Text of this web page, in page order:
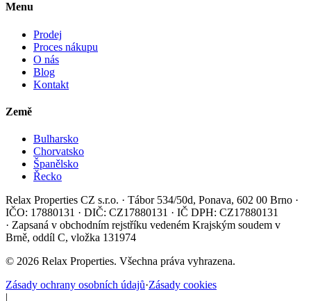
Menu
Prodej
Proces nákupu
O nás
Blog
Kontakt
Země
Bulharsko
Chorvatsko
Španělsko
Řecko
Relax Properties CZ s.r.o. · Tábor 534/50d, Ponava, 602 00 Brno ·
IČO: 17880131 · DIČ: CZ17880131 · IČ DPH: CZ17880131
· Zapsaná v obchodním rejstříku vedeném Krajským soudem v
Brně, oddíl C, vložka 131974
© 2026 Relax Properties. Všechna práva vyhrazena.
Zásady ochrany osobních údajů·Zásady cookies
|